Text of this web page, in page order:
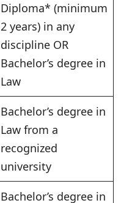
Diploma* (minimum
2 years) in any
discipline OR
Bachelor’s degree in
Law
Bachelor’s degree in
Law from a
recognized
university
Bachelor’s degree in